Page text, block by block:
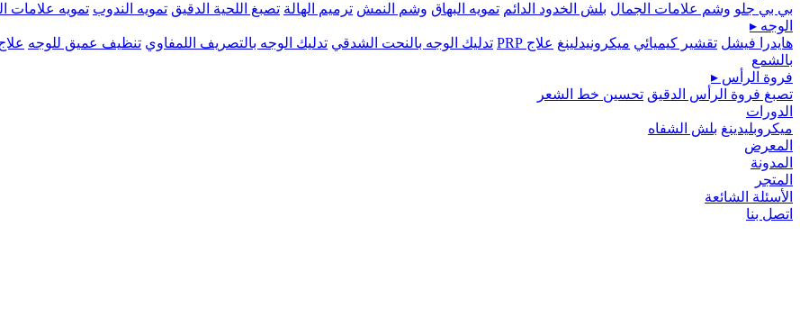
بي بي جلو وشم علامات الجمال بلش الخدود الدائم تمويه البهاق وشم النمش ترميم الهالة تصبغ اللحية الدقيق تمويه الندوب تمويه علامات
الوجه ▸
هايدرا فيشل تقشير كيميائي ميكرونيدلينغ علاج PRP تدليك الوجه بالنحت الشدقي تدليك الوجه بالتصريف اللمفاوي تنظيف عميق للوجه
بالشمع
فروة الرأس ▸
تصبغ فروة الرأس الدقيق تحسين خط الشعر
الدورات
ميكروبلیدينغ بلش الشفاه
المعرض
المدونة
المتجر
الأسئلة الشائعة
اتصل بنا